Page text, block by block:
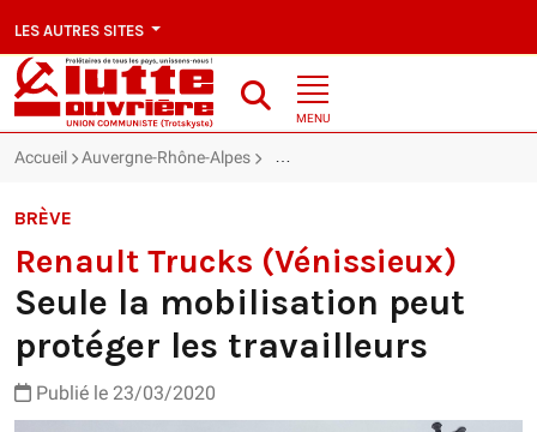
LES AUTRES SITES
MENU
Accueil Auvergne-Rhône-Alpes Renault Trucks (Vénissieux) :
BRÈVE
Renault Trucks (Vénissieux)
Seule la mobilisation peut
protéger les travailleurs
Publié le 23/03/2020